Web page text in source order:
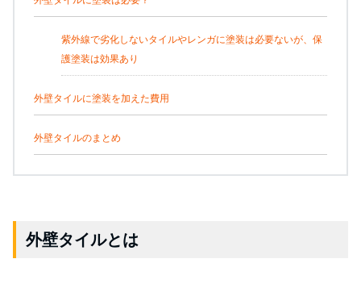
紫外線で劣化しないタイルやレンガに塗装は必要ないが、保
護塗装は効果あり
外壁タイルに塗装を加えた費用
外壁タイルのまとめ
外壁タイルとは